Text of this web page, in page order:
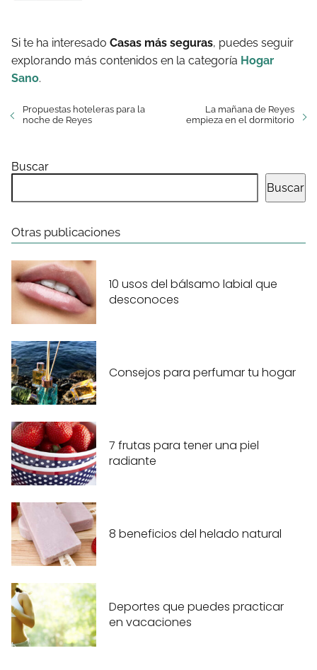
Si te ha interesado Casas más seguras, puedes seguir
explorando más contenidos en la categoría Hogar
Sano.
Propuestas hoteleras para la
noche de Reyes
La mañana de Reyes
empieza en el dormitorio
Buscar
Buscar
Otras publicaciones
10 usos del bálsamo labial que
desconoces
Consejos para perfumar tu hogar
7 frutas para tener una piel
radiante
8 beneficios del helado natural
Deportes que puedes practicar
en vacaciones